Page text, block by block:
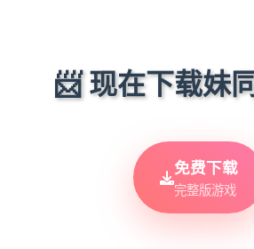
📨 现在下载妹
免费下载
完整版游戏